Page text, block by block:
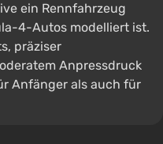
ein Rennfahrzeug
4-Autos modelliert ist.
präziser
Anpressdruck
Anfänger als auch für